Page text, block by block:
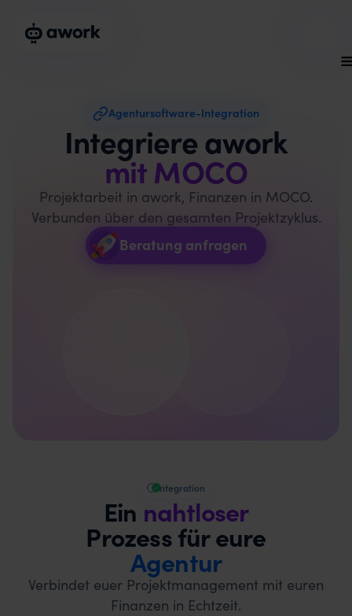
Agentursoftware-Integration
Integriere awork
mit MOCO
Projektarbeit in awork, Finanzen in MOCO.
Verbunden über den gesamten Projektzyklus.
Beratung anfragen
Integration
Ein nahtloser
Prozess für eure
Agentur
Verbindet euer Projektmanagement mit euren
Finanzen in Echtzeit.